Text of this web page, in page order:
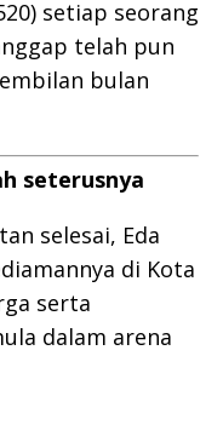
setiap seorang
telah pun
bulan
seterusnya
selesai, Eda
di Kota
serta
dalam arena